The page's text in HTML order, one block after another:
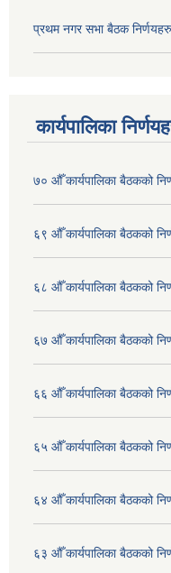
प्रथम नगर सभा बैठक निर्णयहरु
कार्यपालिका
७० औँ कार्यपालिका बैठकको
६९ औँ कार्यपालिका बैठकको
६८ औँ कार्यपालिका बैठकको
६७ औँ कार्यपालिका बैठकको
६६ औँ कार्यपालिका बैठकको
६५ औँ कार्यपालिका बैठकको
६४ औँ कार्यपालिका बैठकको
६३ औँ कार्यपालिका बैठकको